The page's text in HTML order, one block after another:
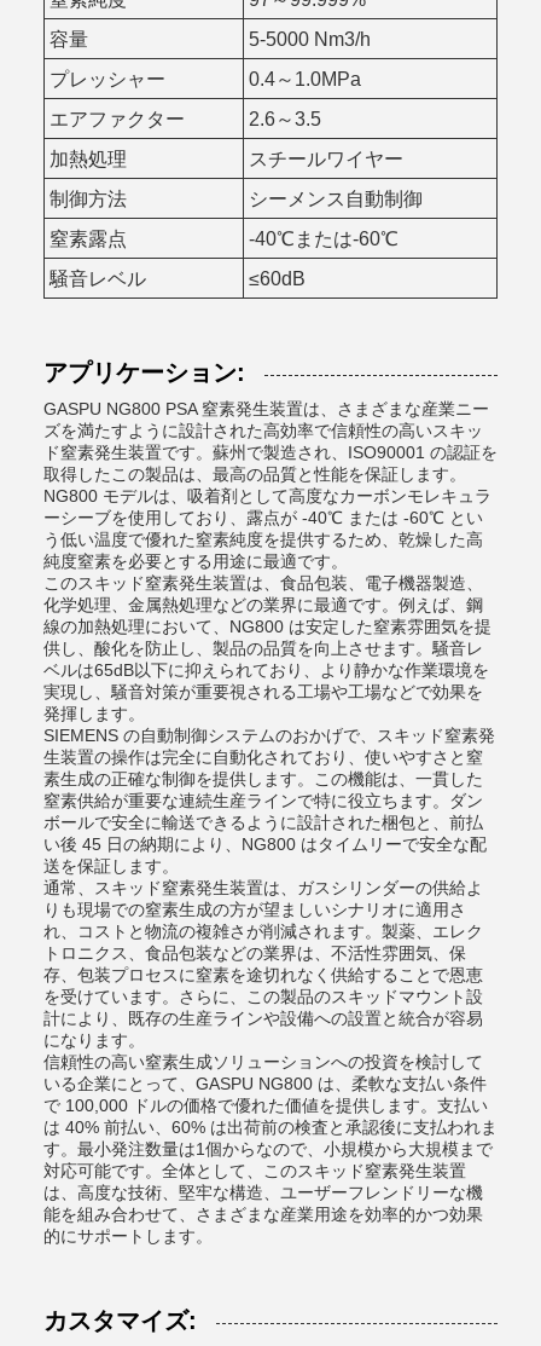
容量
5-5000 Nm3/h
プレッシャー
0.4～1.0MPa
エアファクター
2.6～3.5
加熱処理
スチールワイヤー
制御方法
シーメンス自動制御
窒素露点
-40℃または-60℃
騒音レベル
≤60dB
アプリケーション:
GASPU NG800 PSA 窒素発生装置は、さまざまな産業ニー
ズを満たすように設計された高効率で信頼性の高いスキッ
ド窒素発生装置です。蘇州で製造され、ISO90001 の認証を
取得したこの製品は、最高の品質と性能を保証します。
NG800 モデルは、吸着剤として高度なカーボンモレキュラ
ーシーブを使用しており、露点が -40℃ または -60℃ とい
う低い温度で優れた窒素純度を提供するため、乾燥した高
純度窒素を必要とする用途に最適です。
このスキッド窒素発生装置は、食品包装、電子機器製造、
化学処理、金属熱処理などの業界に最適です。例えば、鋼
線の加熱処理において、NG800 は安定した窒素雰囲気を提
供し、酸化を防止し、製品の品質を向上させます。騒音レ
ベルは65dB以下に抑えられており、より静かな作業環境を
実現し、騒音対策が重要視される工場や工場などで効果を
発揮します。
SIEMENS の自動制御システムのおかげで、スキッド窒素発
生装置の操作は完全に自動化されており、使いやすさと窒
素生成の正確な制御を提供します。この機能は、一貫した
窒素供給が重要な連続生産ラインで特に役立ちます。ダン
ボールで安全に輸送できるように設計された梱包と、前払
い後 45 日の納期により、NG800 はタイムリーで安全な配
送を保証します。
通常、スキッド窒素発生装置は、ガスシリンダーの供給よ
りも現場での窒素生成の方が望ましいシナリオに適用さ
れ、コストと物流の複雑さが削減されます。製薬、エレク
トロニクス、食品包装などの業界は、不活性雰囲気、保
存、包装プロセスに窒素を途切れなく供給することで恩恵
を受けています。さらに、この製品のスキッドマウント設
計により、既存の生産ラインや設備への設置と統合が容易
になります。
信頼性の高い窒素生成ソリューションへの投資を検討して
いる企業にとって、GASPU NG800 は、柔軟な支払い条件
で 100,000 ドルの価格で優れた価値を提供します。支払い
は 40% 前払い、60% は出荷前の検査と承認後に支払われま
す。最小発注数量は1個からなので、小規模から大規模まで
対応可能です。全体として、このスキッド窒素発生装置
は、高度な技術、堅牢な構造、ユーザーフレンドリーな機
能を組み合わせて、さまざまな産業用途を効率的かつ効果
的にサポートします。
カスタマイズ: